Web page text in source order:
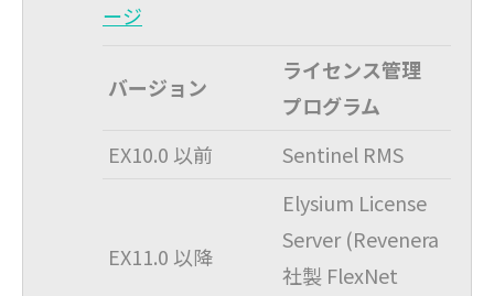
ージ
バージョン
ライセンス管理
プログラム
EX10.0 以前
Sentinel RMS
EX11.0 以降
Elysium License
Server (Revenera
社製 FlexNet